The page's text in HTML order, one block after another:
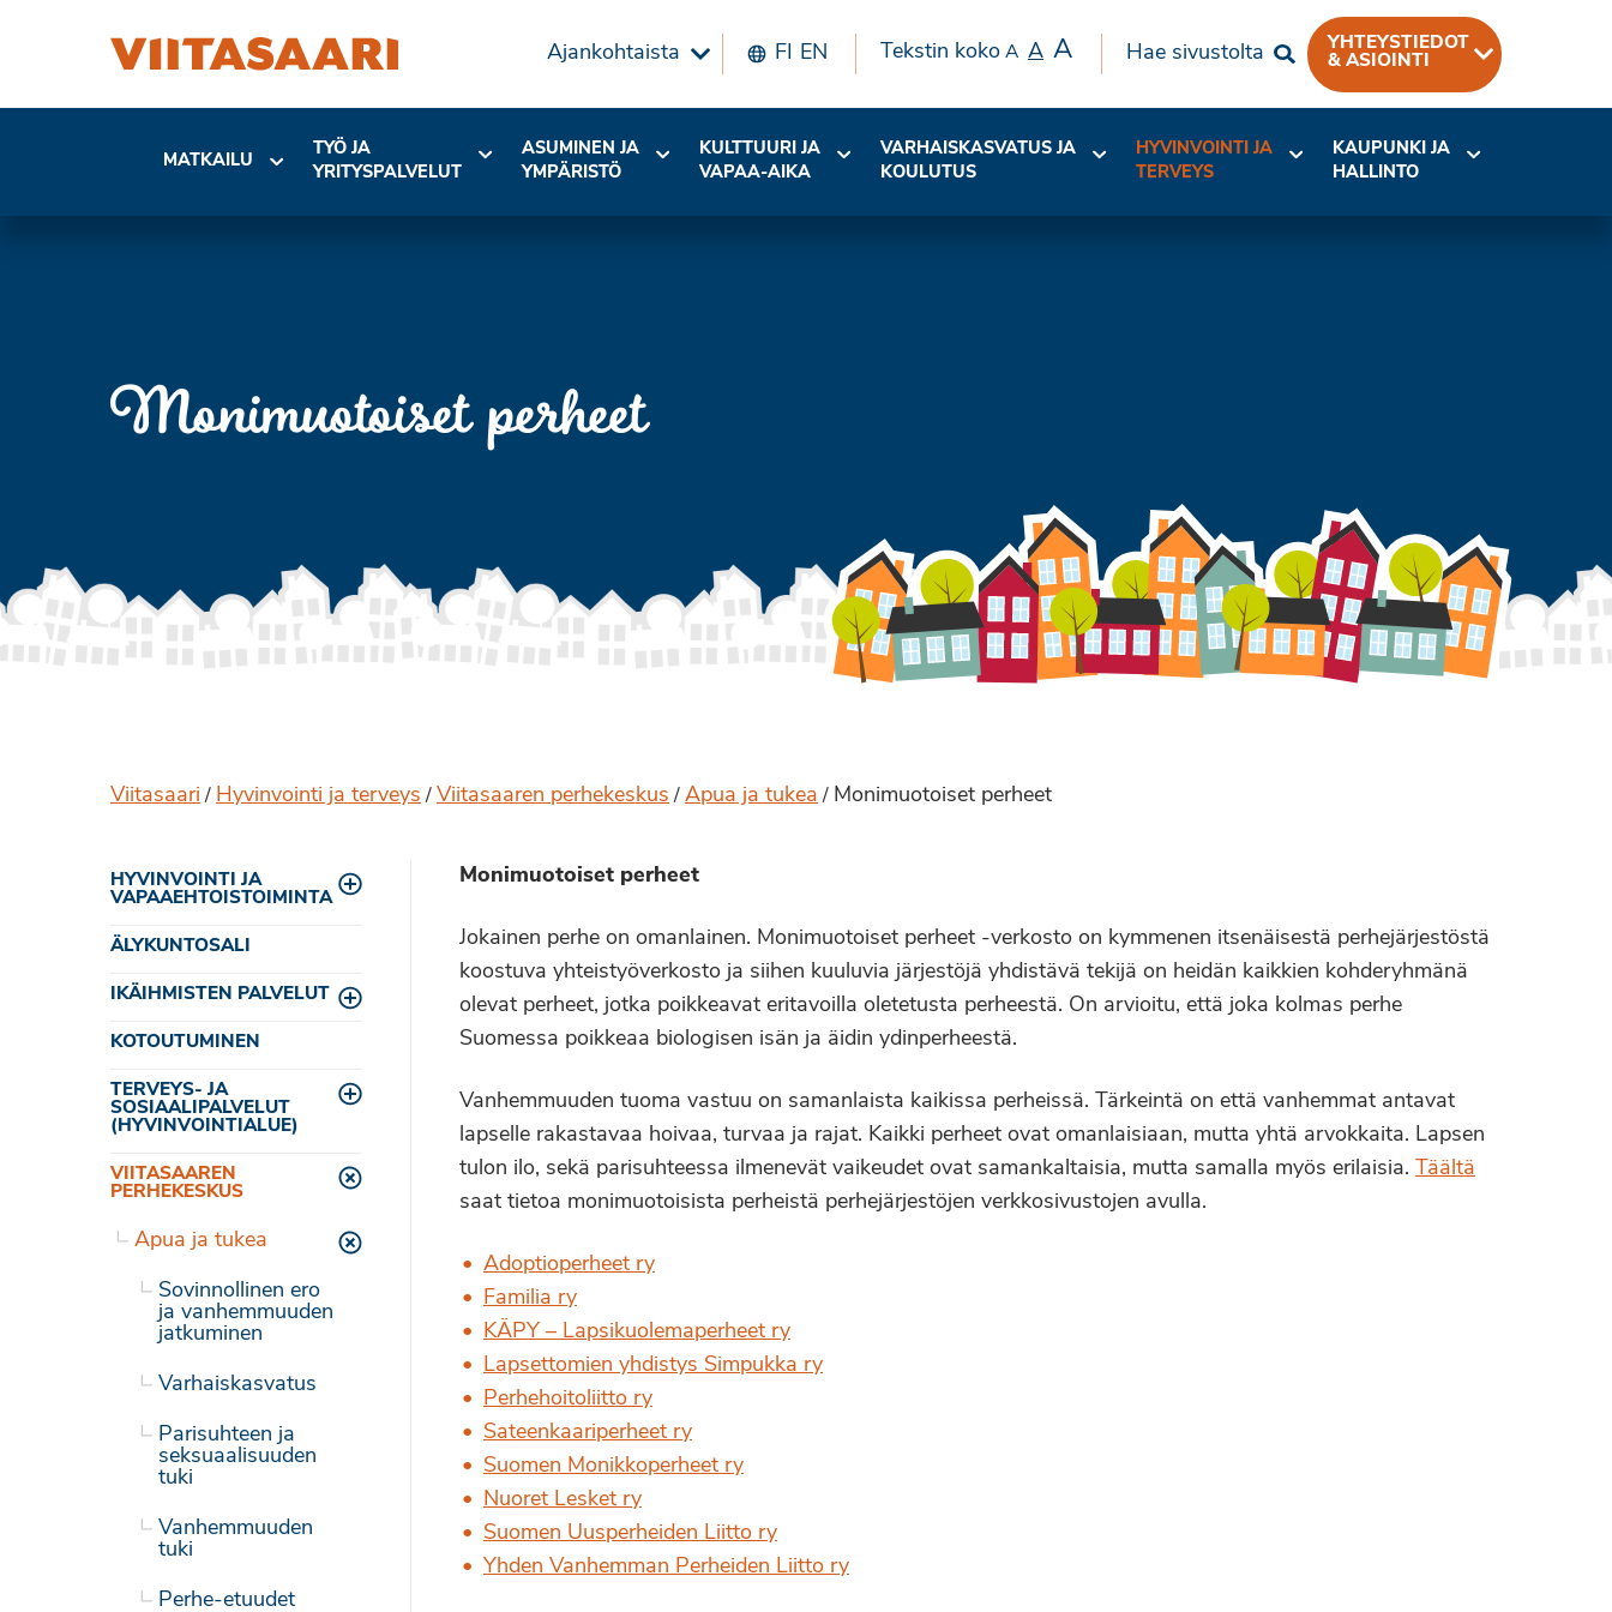
Ajankohtaista FI EN Tekstin koko A A A Hae sivustolta
YHTEYSTIEDOT
& ASIOINTI
MATKAILU
TYÖ JA
YRITYSPALVELUT
ASUMINEN JA
YMPÄRISTÖ
KULTTUURI JA
VAPAA-AIKA
VARHAISKASVATUS JA
KOULUTUS
HYVINVOINTI JA
TERVEYS
KAUPUNKI JA
HALLINTO
Monimuotoiset perheet
Viitasaari / Hyvinvointi ja terveys / Viitasaaren perhekeskus / Apua ja tukea / Monimuotoiset perheet
HYVINVOINTI JA
VAPAAEHTOISTOIMINTA Toggle menu
ÄLYKUNTOSALI
IKÄIHMISTEN PALVELUT
Toggle menu
KOTOUTUMINEN
TERVEYS- JA
SOSIAALIPALVELUT
(HYVINVOINTIALUE)
Toggle menu
VIITASAAREN
PERHEKESKUS
Toggle menu
Apua ja tukea Toggle menu
Sovinnollinen ero
ja vanhemmuuden
jatkuminen
Varhaiskasvatus
Parisuhteen ja
seksuaalisuuden
tuki
Vanhemmuuden
tuki
Perhe-etuudet
Monimuotoiset perheet
Jokainen perhe on omanlainen. Monimuotoiset perheet -verkosto on kymmenen itsenäisestä perhejärjestöstä
koostuva yhteistyöverkosto ja siihen kuuluvia järjestöjä yhdistävä tekijä on heidän kaikkien kohderyhmänä
olevat perheet, jotka poikkeavat eritavoilla oletetusta perheestä. On arvioitu, että joka kolmas perhe
Suomessa poikkeaa biologisen isän ja äidin ydinperheestä.
Vanhemmuuden tuoma vastuu on samanlaista kaikissa perheissä. Tärkeintä on että vanhemmat antavat
lapselle rakastavaa hoivaa, turvaa ja rajat. Kaikki perheet ovat omanlaisiaan, mutta yhtä arvokkaita. Lapsen
tulon ilo, sekä parisuhteessa ilmenevät vaikeudet ovat samankaltaisia, mutta samalla myös erilaisia. Täältä
saat tietoa monimuotoisista perheistä perhejärjestöjen verkkosivustojen avulla.
Adoptioperheet ry
Familia ry
KÄPY – Lapsikuolemaperheet ry
Lapsettomien yhdistys Simpukka ry
Perhehoitoliitto ry
Sateenkaariperheet ry
Suomen Monikkoperheet ry
Nuoret Lesket ry
Suomen Uusperheiden Liitto ry
Yhden Vanhemman Perheiden Liitto ry